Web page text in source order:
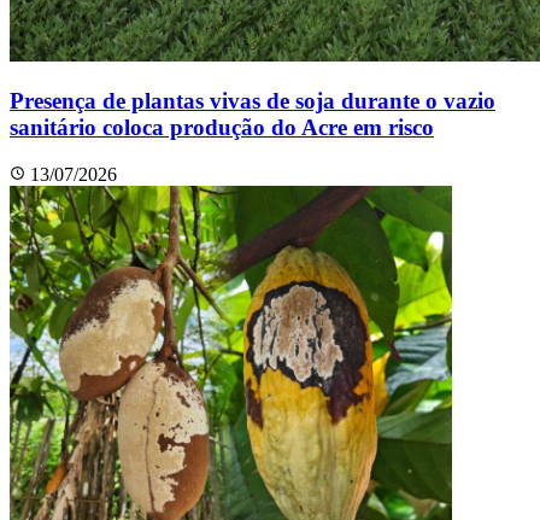
Presença de plantas vivas de soja durante o vazio
sanitário coloca produção do Acre em risco
13/07/2026